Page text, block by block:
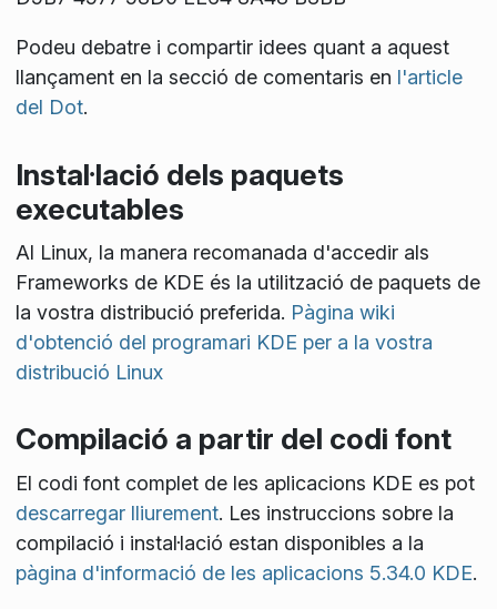
Podeu debatre i compartir idees quant a aquest
llançament en la secció de comentaris en l'article
del Dot.
Instal·lació dels paquets
executables
Al Linux, la manera recomanada d'accedir als
Frameworks de KDE és la utilització de paquets de
la vostra distribució preferida. Pàgina wiki
d'obtenció del programari KDE per a la vostra
distribució Linux
Compilació a partir del codi font
El codi font complet de les aplicacions KDE es pot
descarregar lliurement. Les instruccions sobre la
compilació i instal·lació estan disponibles a la
pàgina d'informació de les aplicacions 5.34.0 KDE.